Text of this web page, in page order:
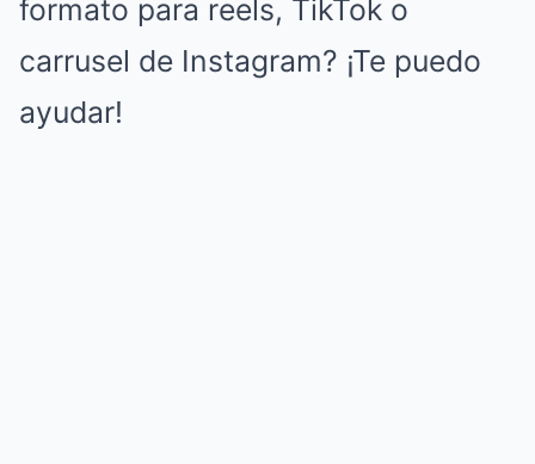
formato para reels, TikTok o
carrusel de Instagram? ¡Te puedo
ayudar!